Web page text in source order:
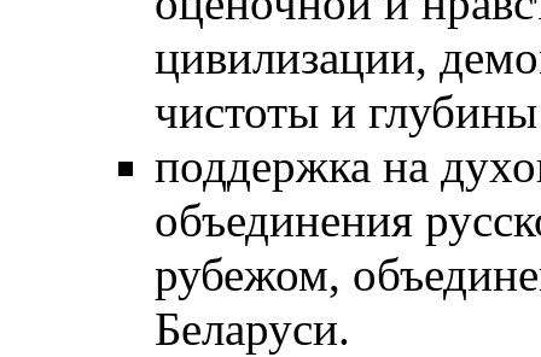
цивилизации,
чистоты и
поддержка на
объединения
рубежом,
Беларуси.